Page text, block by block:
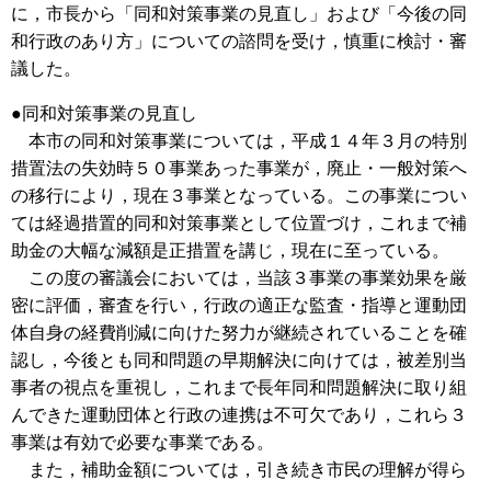
に，市長から「同和対策事業の見直し」および「今後の同
和行政のあり方」についての諮問を受け，慎重に検討・審
議した。
●同和対策事業の見直し
本市の同和対策事業については，平成１４年３月の特別
措置法の失効時５０事業あった事業が，廃止・一般対策へ
の移行により，現在３事業となっている。この事業につい
ては経過措置的同和対策事業として位置づけ，これまで補
助金の大幅な減額是正措置を講じ，現在に至っている。
この度の審議会においては，当該３事業の事業効果を厳
密に評価，審査を行い，行政の適正な監査・指導と運動団
体自身の経費削減に向けた努力が継続されていることを確
認し，今後とも同和問題の早期解決に向けては，被差別当
事者の視点を重視し，これまで長年同和問題解決に取り組
んできた運動団体と行政の連携は不可欠であり，これら３
事業は有効で必要な事業である。
また，補助金額については，引き続き市民の理解が得ら